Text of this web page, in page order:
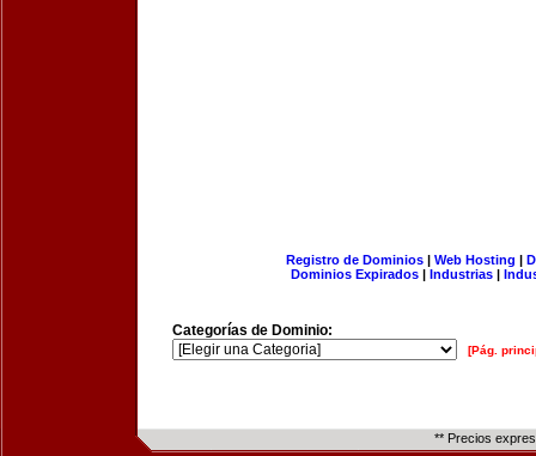
Registro de Dominios| Web Hosting |
Dominios Expirados | Industrias |
Categorías de Dominio:
[Pág.
** Precios